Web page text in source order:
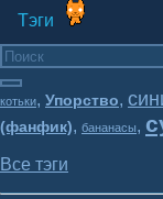
Тэги
котьки, Упорство,
(фанфик), бананасы,
Все тэги